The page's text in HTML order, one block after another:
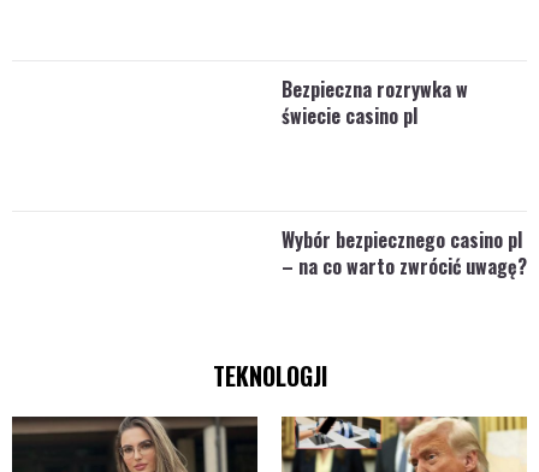
Bezpieczna rozrywka w
świecie casino pl
Wybór bezpiecznego casino pl
– na co warto zwrócić uwagę?
TEKNOLOGJI